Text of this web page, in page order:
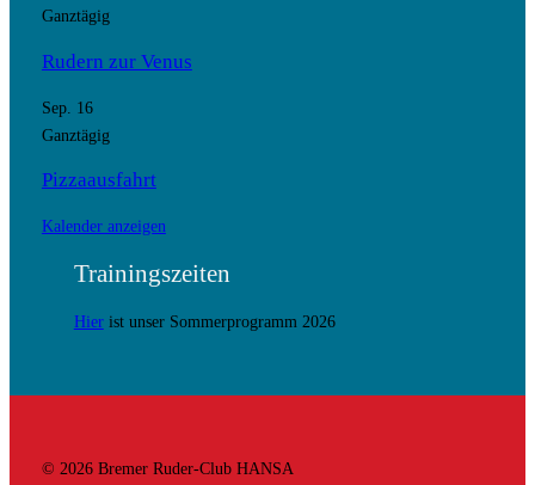
Ganztägig
Rudern zur Venus
Sep. 16
Ganztägig
Pizzaausfahrt
Kalender anzeigen
Trainingszeiten
Hierist unser Sommerprogramm 2026
© 2026 Bremer Ruder-Club HANSA